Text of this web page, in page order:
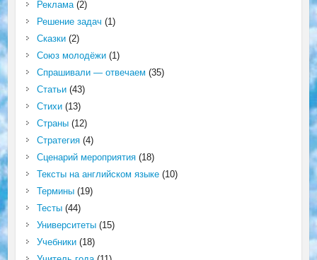
Реклама(2)
Решение задач (1)
Сказки(2)
Союз молодёжи(1)
Спрашивали — отвечаем (35)
Статьи(43)
Стихи(13)
Страны(12)
Стратегия(4)
Сценарий мероприятия(18)
Тексты на английском языке(10)
Термины(19)
Тесты(44)
Университеты(15)
Учебники(18)